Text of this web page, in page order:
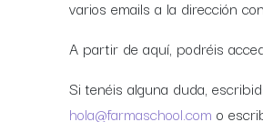
varios emails a la dirección
A partir de aquí, podréis
Si tenéis alguna duda,
hola@farmaschool.com o